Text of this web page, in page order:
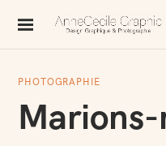
i
AnneCecile
PHOTOGRAPHIE
Marions-